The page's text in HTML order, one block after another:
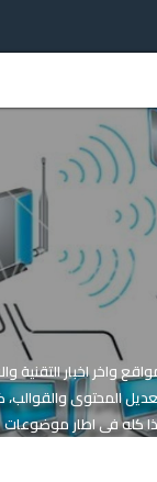
واخر اخبار التقنية
المحتوى والقوالب،
كله فى اطار